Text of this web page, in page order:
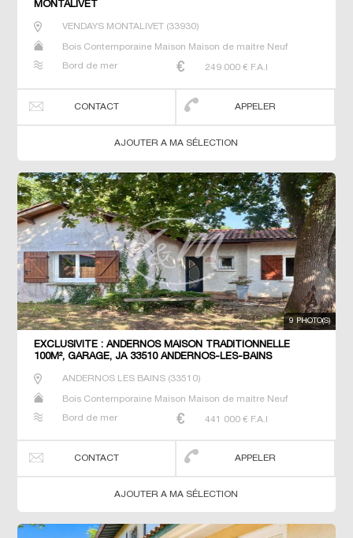
MONTALIVET
VENDAYS MONTALIVET (33930)
Bois Contemporaine Maison Maison de maitre Neuf
Bord de mer
249 000 € F.A.I
CONTACT APPELER
AJOUTER A MA SÉLECTION
9 PHOTO(S)
EXCLUSIVITÉ : ANDERNOS MAISON TRADITIONNELLE
100M², GARAGE, JA 33510 ANDERNOS-LES-BAINS
ANDERNOS LES BAINS(33510)
Bois Contemporaine Maison Maison de maitre Neuf
Bord de mer
441 000 € F.A.I
CONTACT APPELER
AJOUTER A MA SÉLECTION